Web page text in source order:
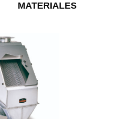
MATERIALES